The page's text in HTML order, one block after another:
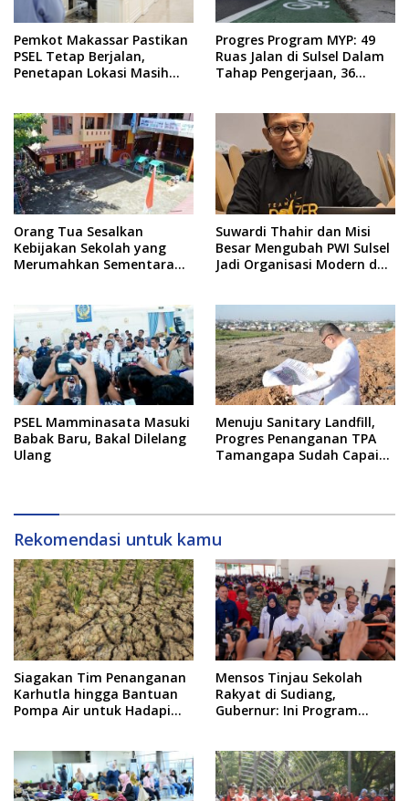
Pemkot Makassar Pastikan
PSEL Tetap Berjalan,
Penetapan Lokasi Masih
Progres Program MYP: 49
Ruas Jalan di Sulsel Dalam
Tahap Pengerjaan, 36
Orang Tua Sesalkan
Kebijakan Sekolah yang
Merumahkan Sementara
Suwardi Thahir dan Misi
Besar Mengubah PWI Sulsel
Jadi Organisasi Modern dan
PSEL Mamminasata Masuki
Babak Baru, Bakal Dilelang
Ulang
Menuju Sanitary Landfill,
Progres Penanganan TPA
Tamangapa Sudah Capai
Rekomendasi untuk kamu
Siagakan Tim Penanganan
Karhutla hingga Bantuan
Pompa Air untuk Hadapi
Mensos Tinjau Sekolah
Rakyat di Sudiang,
Gubernur: Ini Program